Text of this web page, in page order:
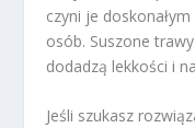
czyni je
osób. Suszone
dodadzą lekkości i
Jeśli szukasz